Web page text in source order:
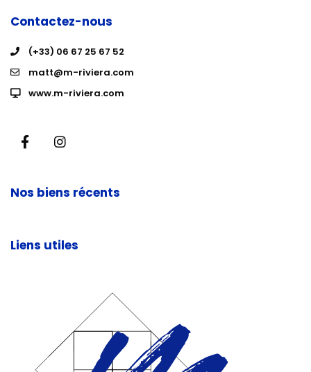
Contactez-nous
(+33) 06 67 25 67 52
matt@m-riviera.com
www.m-riviera.com
Nos biens récents
Liens utiles